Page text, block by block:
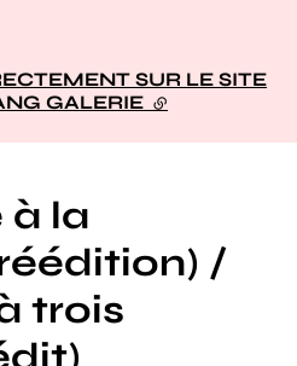
SUR LE SITE
GALERIE (lien externe)